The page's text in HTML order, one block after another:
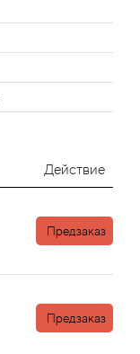
Действие
Предзаказ
Предзаказ